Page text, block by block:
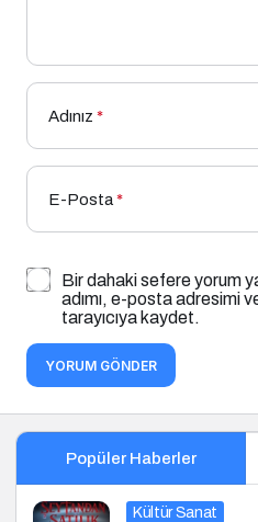
Adınız *
E-Posta*
Bir dahaki sefere yorum
adımı, e-posta adresimi
tarayıcıya kaydet.
YORUM GÖNDER
Popüler Haberler
Kültür Sanat